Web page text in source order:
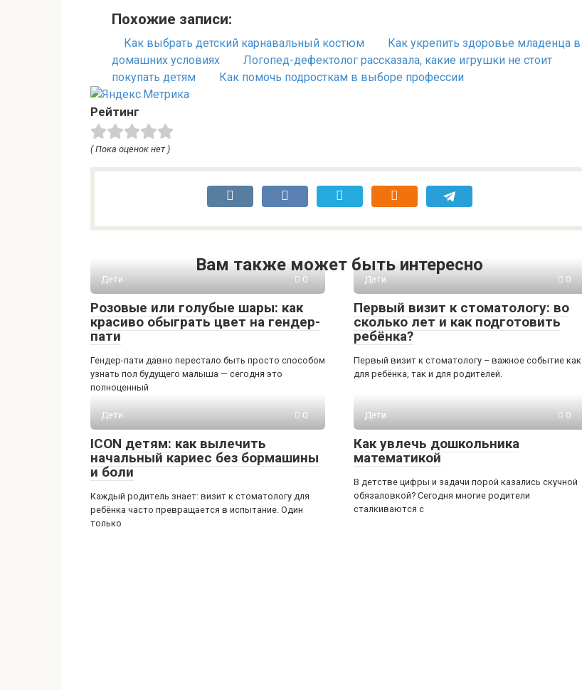
Похожие записи:
Как выбрать детский карнавальный костюм
Как укрепить здоровье младенца в
домашних условиях
Логопед-дефектолог рассказала, какие игрушки не стоит
покупать детям
Как помочь подросткам в выборе профессии
Рейтинг
( Пока оценок нет )
Вам также может быть интересно
Дети 0
Розовые или голубые шары: как
красиво обыграть цвет на гендер-
пати
Гендер-пати давно перестало быть просто способом
узнать пол будущего малыша — сегодня это
полноценный
Дети 0
Первый визит к стоматологу: во
сколько лет и как подготовить
ребёнка?
Первый визит к стоматологу – важное событие как
для ребёнка, так и для родителей.
Дети 0
ICON детям: как вылечить
начальный кариес без бормашины
и боли
Каждый родитель знает: визит к стоматологу для
ребёнка часто превращается в испытание. Один
только
Дети 0
Как увлечь дошкольника
математикой
В детстве цифры и задачи порой казались скучной
обязаловкой? Сегодня многие родители
сталкиваются с